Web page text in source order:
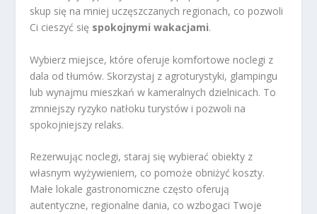
skup się na mniej uczęszczanych regionach, co pozwoli
Ci cieszyć się spokojnymi wakacjami.
Wybierz miejsce, które oferuje komfortowe noclegi z
dala od tłumów. Skorzystaj z agroturystyki, glampingu
lub wynajmu mieszkań w kameralnych dzielnicach. To
zmniejszy ryzyko natłoku turystów i pozwoli na
spokojniejszy relaks.
Rezerwując noclegi, staraj się wybierać obiekty z
własnym wyżywieniem, co pomoże obniżyć koszty.
Małe lokale gastronomiczne często oferują
autentyczne, regionalne dania, co wzbogaci Twoje